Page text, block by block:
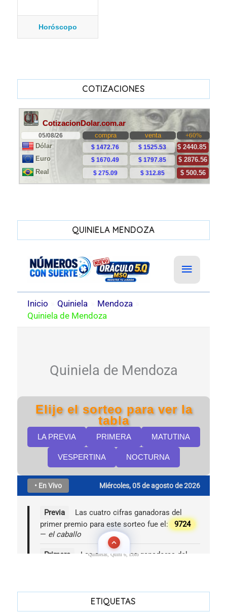
Horóscopo
COTIZACIONES
QUINIELA MENDOZA
Quinielas, Quini 6, Loto
ETIQUETAS